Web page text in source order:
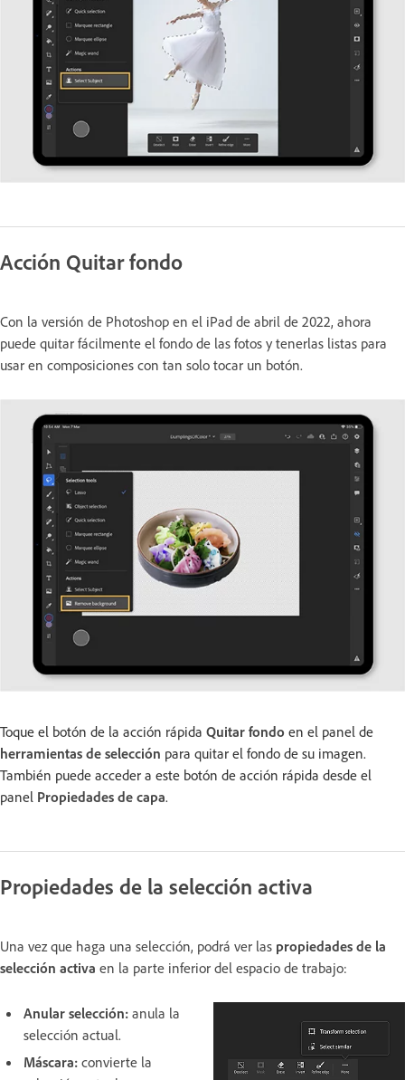
Acción Quitar fondo
Con la versión de Photoshop en el iPad de abril de 2022, ahora
puede quitar fácilmente el fondo de las fotos y tenerlas listas para
usar en composiciones con tan solo tocar un botón.
Toque el botón de la acción rápida Quitar fondo en el panel de
herramientas de selección para quitar el fondo de su imagen.
También puede acceder a este botón de acción rápida desde el
panel Propiedades de capa.
Propiedades de la selección activa
Una vez que haga una selección, podrá ver las propiedades de la
selección activa en la parte inferior del espacio de trabajo:
Anular selección: anula la
selección actual.
Máscara: convierte la